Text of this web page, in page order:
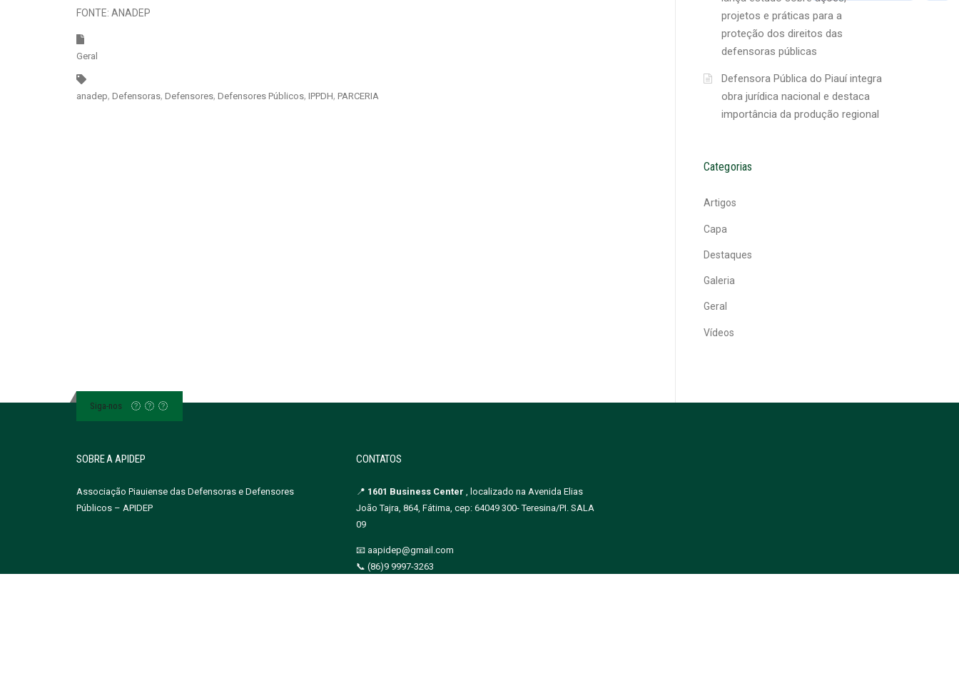
FONTE: ANADEP
Geral
anadep Defensoras Defensores Defensores Públicos IPPDH PARCERIA
projetos e práticas para a
proteção dos direitos das
defensoras públicas
Defensora Pública do Piauí integra
obra jurídica nacional e destaca
importância da produção regional
Categorias
Artigos
Capa
Destaques
Galeria
Geral
Vídeos
Siga-nos
SOBRE A APIDEP
Associação Piauiense das Defensoras e Defensores
Públicos – APIDEP
CONTATOS
📍 1601 Business Center , localizado na Avenida Elias
João Tajra, 864, Fátima, cep: 64049 300- Teresina/PI. SALA
09
📧 aapidep@gmail.com
📞 (86)9 9997-3263